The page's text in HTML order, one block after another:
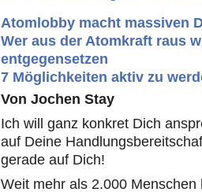
Atomlobby macht massiven
Wer aus der Atomkraft raus
entgegensetzen
7 Möglichkeiten aktiv zu
Von Jochen Stay
Ich will ganz konkret Dich
auf Deine
gerade auf Dich!
Weit mehr als 2.000